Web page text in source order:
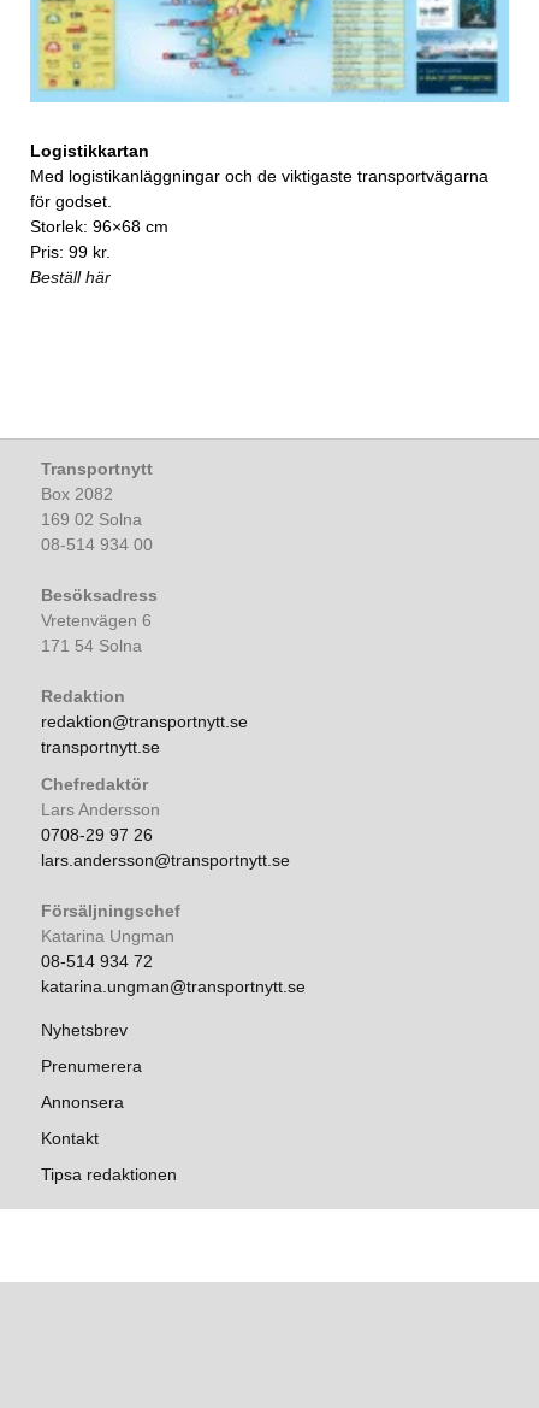
Logistikkartan
Med logistikanläggningar och de viktigaste transportvägarna
för godset.
Storlek: 96×68 cm
Pris: 99 kr.
Beställ här
Transportnytt
Box 2082
169 02 Solna
08-514 934 00
Besöksadress
Vretenvägen 6
171 54 Solna
Redaktion
redaktion@transportnytt.se
transportnytt.se
Chefredaktör
Lars Andersson
0708-29 97 26
lars.andersson@transportnytt.se
Försäljningschef
Katarina Ungman
08-514 934 72
katarina.ungman@transportnytt.se
Nyhetsbrev
Prenumerera
Annonsera
Kontakt
Tipsa redaktionen